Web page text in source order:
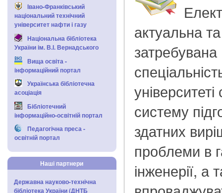
Івано-Франківський
національний технічний
університет нафти і газу
Національна бібліотека
України ім. В.І. Вернадського
Вища освіта -
інформаційний портал
Українська бібліотечна
асоціація
Бібліотечний
інформаційно-освітній портал
Педагогічна преса -
освітній портал
Наші партнери
Державна науково-технічна
бібліотека України (ДНТБ
актуальна
систему
здатних
проблеми в
інженерії, а